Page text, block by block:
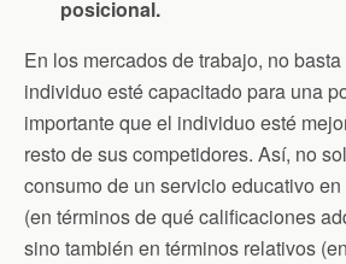
posicional.
En los mercados de trabajo, no
individuo esté capacitado para una
importante que el individuo esté
resto de sus competidores. Así, no
consumo de un servicio educativo
(en términos de qué calificaciones
sino también en términos relativos